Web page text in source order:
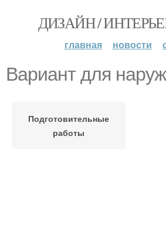
ДИЗАЙН /
главная новости
Вариант для
Подготовительные
работы